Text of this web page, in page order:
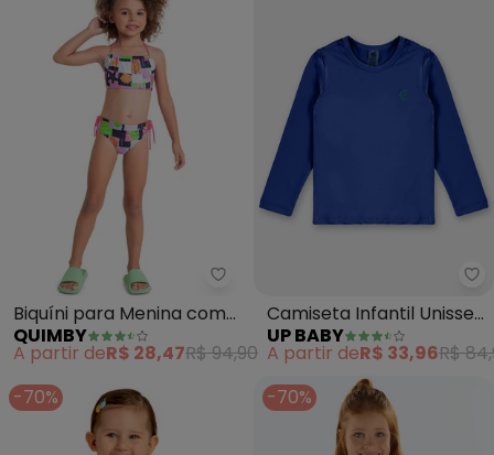
Quimby - Biquíni para Menina
Biquíni para Menina com
Fps +50 (Azul)
QUIMBY
A partir deR$ 28,47R$ 94,90
Camiseta Infantil Unissex
Uv Fps +50 (Azul)
UP BABY
A partir deR$ 33,96R$
-70%
-70%